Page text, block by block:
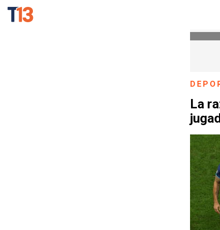
La